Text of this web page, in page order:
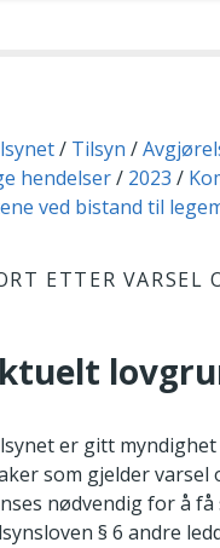
Tilsyn
hendelser
2023
ved bistand til
ETTER VARSEL
er gitt
som gjelder
nød­vendig for å
§ 6 andre